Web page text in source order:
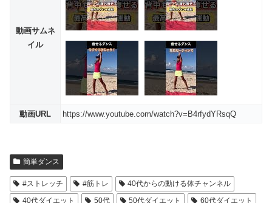
動画サムネ
イル
動画URL https://www.youtube.com/watch?v=B4rfydYRsqQ
簡単ダンス
#ストレッチ #筋トレ
40代からの動ける体チャンネル
40代ダイエット
50代 50代ダイエット
60代ダイエット